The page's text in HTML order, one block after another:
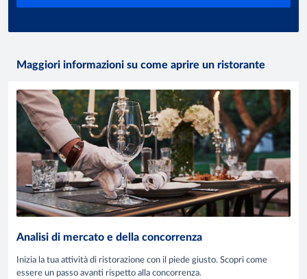
Maggiori informazioni su come aprire un ristorante
Analisi di mercato e della concorrenza
Inizia la tua attività di ristorazione con il piede giusto. Scopri come
essere un passo avanti rispetto alla concorrenza.